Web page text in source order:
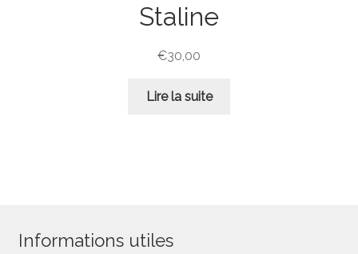
Staline
€30,00
Lire la suite
Informations utiles